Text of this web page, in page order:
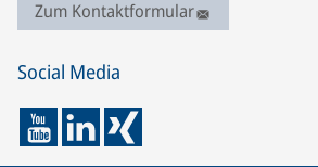
Zum Kontaktformular
Social Media